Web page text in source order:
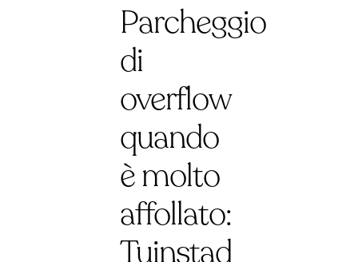
Parcheggio
di
overflow
quando
è molto
affollato:
Tuinstad